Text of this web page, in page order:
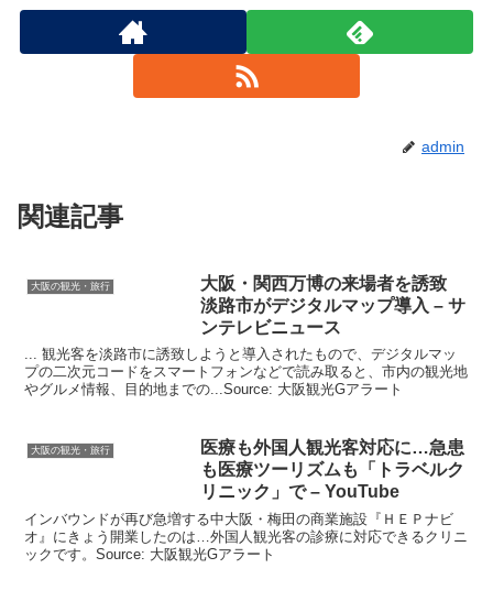
admin
関連記事
大阪の観光・旅行 大阪 ・関西万博の来場者を誘致
淡路市がデジタルマップ導入 – サ
ンテレビニュース
... 観光客を淡路市に誘致しようと導入されたもので、デジタルマッ
プの二次元コードをスマートフォンなどで読み取ると、市内の観光地
やグルメ情報、目的地までの...Source: 大阪観光Gアラート
大阪の観光・旅行 医療も外国人観光客対応に…急患
も医療ツーリズムも「トラベルク
リニック」で – YouTube
インバウンドが再び急増する中大阪・梅田の商業施設『ＨＥＰナビ
オ』にきょう開業したのは…外国人観光客の診療に対応できるクリニ
ックです。Source: 大阪観光Gアラート